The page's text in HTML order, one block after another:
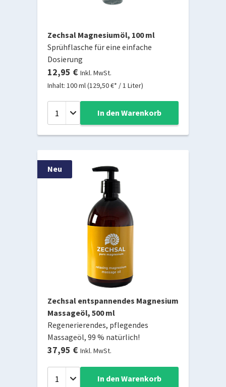
Zechsal Magnesiumöl, 100 ml
Sprühflasche für eine einfache
Dosierung
12,95 € Inkl. MwSt.
Inhalt: 100 ml (129,50 €* / 1 Liter)
In den Warenkorb
Neu
Zechsal entspannendes Magnesium
Massageöl, 500 ml
Regenerierendes, pflegendes
Massageöl, 99 % natürlich!
37,95 € Inkl. MwSt.
In den Warenkorb